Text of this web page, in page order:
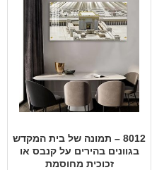
8012 – תמונה של בית המקדש
בגוונים בהירים על קנבס או
זכוכית מחוסמת